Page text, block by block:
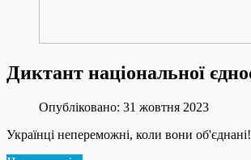
Диктант національної
Опубліковано: 31 жовтня 2023
Українці непереможні, коли вони об'єднані!